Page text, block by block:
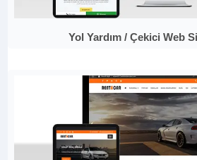
Yol Yardım / Çekici Web